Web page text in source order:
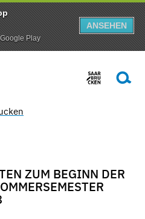
Play
ANSEHEN
ZUM BEGINN DER